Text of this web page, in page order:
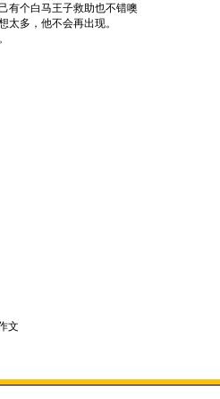
有个白马王子救助也不错噢
太多，他不会再出现。
文